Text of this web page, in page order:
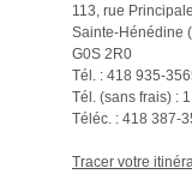
113, rue Principale
Sainte-Hénédine
G0S 2R0
Tél. : 418 935-
Tél. (sans frais) :
Téléc. : 418 387-
Tracer votre